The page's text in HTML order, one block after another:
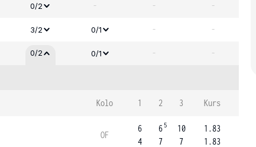
0/2 - - -
3/2 0/1 - -
0/2 0/1 - -
Kolo 1 2 3 Kurs
OF
6
4
6 5
7
10
7
1.83
1.83